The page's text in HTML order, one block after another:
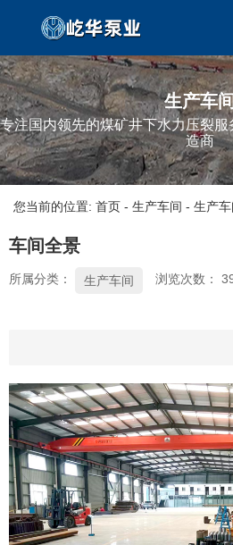
生产车
专注国内领先的煤矿井下水力压裂
造商
您当前的位置: 首页 - 生产车间 - 生产车
车间全景
所属分类： 生产车间 浏览次数：